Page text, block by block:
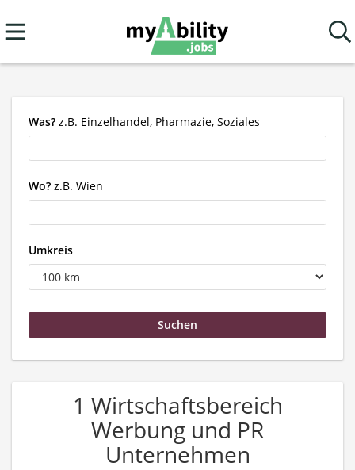
Was? z.B. Einzelhandel, Pharmazie, Soziales
Wo? z.B. Wien
Umkreis
1 Wirtschaftsbereich
Werbung und PR
Unternehmen